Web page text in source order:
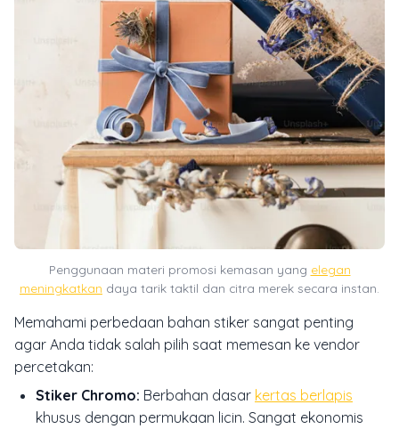
Penggunaan materi promosi kemasan yang elegan
meningkatkan daya tarik taktil dan citra merek secara instan.
Memahami perbedaan bahan stiker sangat penting
agar Anda tidak salah pilih saat memesan ke vendor
percetakan:
Stiker Chromo: Berbahan dasar kertas berlapis
khusus dengan permukaan licin. Sangat ekonomis